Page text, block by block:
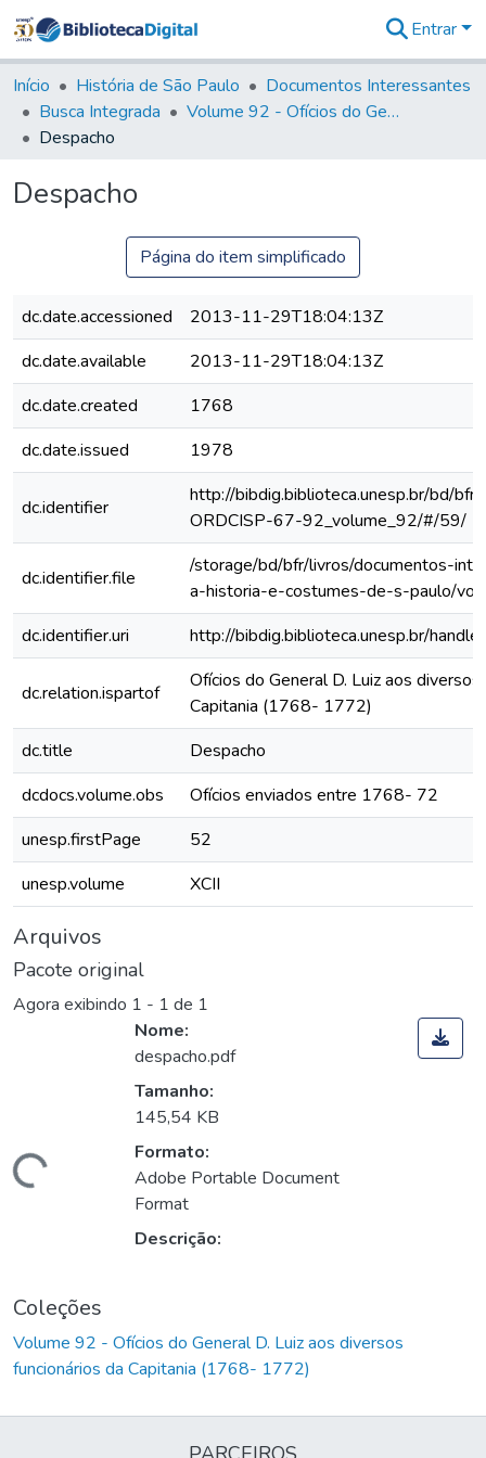
&
Coleções
Tudo na
Entrar
Início História de São Paulo
Documentos Interessantes
Busca Integrada
Volume 92 - Ofícios do General D. Luiz aos diversos funcionários da Capitania (1768- 1772)
Despacho
Despacho
Página do item simplificado
dc.date.accessioned
2013-11-29T18:04:13Z
dc.date.available
2013-11-29T18:04:13Z
dc.date.created
1768
dc.date.issued
1978
dc.identifier
http://bibdig.biblioteca.unesp.br/bd/
ORDCISP-67-92_volume_92/#/59/
dc.identifier.file
/storage/bd/bfr/livros/documentos-
a-historia-e-costumes-de-s-paulo/
dc.identifier.uri
http://bibdig.biblioteca.unesp.br/
dc.relation.ispartof
Ofícios do General D. Luiz aos diversos
Capitania (1768- 1772)
dc.title
Despacho
dcdocs.volume.obs
Ofícios enviados entre 1768- 72
unesp.firstPage
52
unesp.volume
XCII
Arquivos
Pacote original
Agora exibindo 1 - 1 de 1
Carregando...
Nome:
despacho.pdf
Tamanho:
145,54 KB
Formato:
Adobe Portable Document
Format
Descrição:
Coleções
Volume 92 - Ofícios do General D. Luiz aos diversos
funcionários da Capitania (1768- 1772)